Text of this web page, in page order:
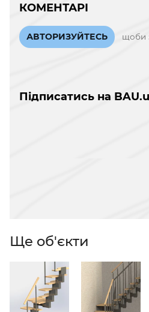
КОМЕНТАРІ
АВТОРИЗУЙТЕСЬ щоби
Підписатись на
Ще об'єкти